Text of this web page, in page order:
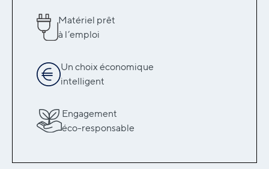
Matériel prêt
à l’emploi
Un choix économique
intelligent
Engagement
éco-responsable